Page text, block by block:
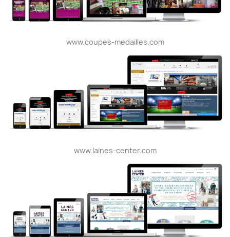
www.coupes-medailles.com
www.laines-center.com